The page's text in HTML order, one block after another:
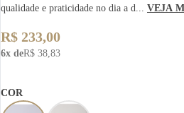
qualidade e praticidade no dia a d... VEJA
R$ 233,00
6x deR$ 38,83
COR